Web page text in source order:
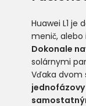
Huawei L1 je
menič,
Dokonale
solárnymi
Vďaka dvom
jednofázovy